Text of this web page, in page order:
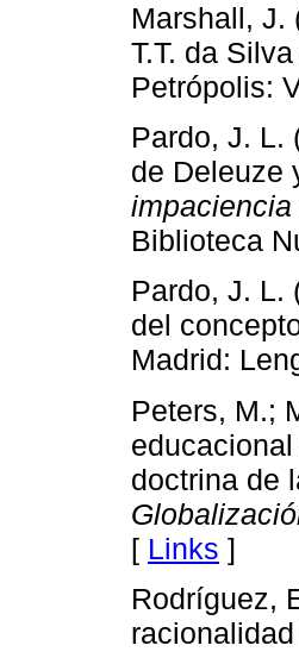
Marshall, J.
T.T. da
Petrópolis:
Pardo, J. L.
de Deleuze
Biblioteca
Pardo, J. L.
del
Madrid:
Peters, M.;
doctrina de
[ Links ]
Rodríguez,